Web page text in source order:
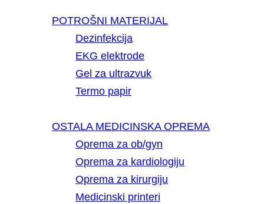
POTROŠNI MATERIJAL
Dezinfekcija
EKG elektrode
Gel za ultrazvuk
Termo papir
OSTALA MEDICINSKA OPREMA
Oprema za ob/gyn
Oprema za kardiologiju
Oprema za kirurgiju
Medicinski printeri